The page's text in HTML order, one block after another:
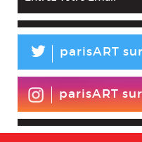
L parisART
parisART